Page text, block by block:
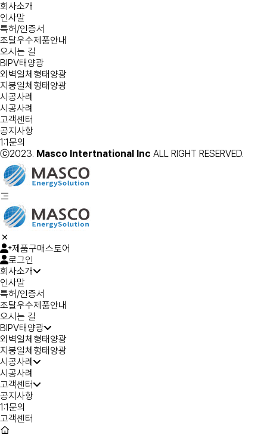
회사소개
인사말
특허/인증서
조달우수제품안내
오시는 길
BIPV태양광
외벽일체형태양광
지붕일체형태양광
시공사례
시공사례
고객센터
공지사항
1:1문의
ⓒ2023. Masco Intertnational Inc ALL RIGHT RESERVED.
제품구매스토어
로그인
회사소개
인사말
특허/인증서
조달우수제품안내
오시는 길
BIPV태양광
외벽일체형태양광
지붕일체형태양광
시공사례
시공사례
고객센터
공지사항
1:1문의
고객센터